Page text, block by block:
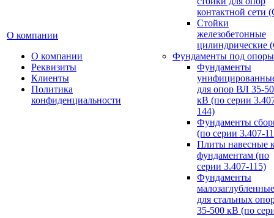
О компании
О компании
Реквизиты
Клиенты
Политика
конфиденциальности
контактной сети
Стойки
железобетонные
цилиндрические
Фундаменты под опоры
Фундаменты
для опор ВЛ 35-
кВ (по серии
144)
Фундаменты
(по серии 3.407-
Плиты навесные
фундаментам (по
серии 3.407-115)
Фундаменты
малозаглубленные
для стальных
35-500 кВ (по